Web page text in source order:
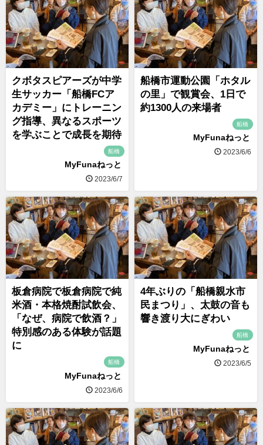
クボタスピアーズが中学
生サッカー「船橋FCア
カデミー」にトレーニン
グ指導、異なるスポーツ
を学ぶことで成長を期待
船橋
MyFunaねっと
2023/6/7
船橋市運動公園「ホタル
の里」で観賞会、1日で
約1300人の来場者
船橋
MyFunaねっと
2023/6/6
板倉病院で板倉病院で純
米酒・本格焼酎試飲会、
「なぜ、病院で飲酒？」
特別感のある体験が話題
に
船橋
MyFunaねっと
2023/6/6
4年ぶりの「船橋親水市
民まつり」、太鼓の音も
響き渡り大にぎわい
船橋
MyFunaねっと
2023/6/5